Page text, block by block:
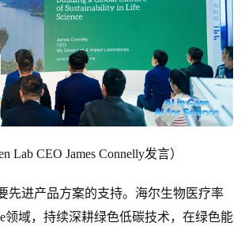
Lab CEO James Connelly发言）
先进产品方案的支持。海尔生物医疗率
领域，持续深耕绿色低碳技术，在绿色能